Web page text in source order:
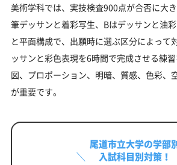
美術学科では、実技検査900点が合否に大
筆デッサンと着彩写生、Bはデッサンと油
と平面構成で、出願時に選ぶ区分によって
ッサンと彩色表現を6時間で完成させる練
図、プロポーション、明暗、質感、色彩、
が重要です。
尾道市立大学の学部
入試科目別対策！